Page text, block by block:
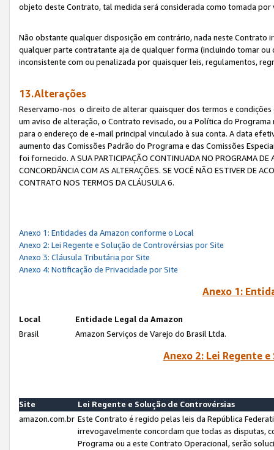
objeto deste Contrato, tal medida será considerada como tomada por
Não obstante qualquer disposição em contrário, nada neste
qualquer parte contratante aja de qualquer forma (incluindo tomar ou
inconsistente com ou penalizada por quaisquer leis, regulamentos,
13.Alterações
Reservamo-nos o direito de alterar quaisquer dos termos e
um aviso de alteração, o Contrato revisado, ou a Política do
para o endereço de e-mail principal vinculado à sua conta. A data
aumento das Comissões Padrão do Programa e das Comissões
foi fornecido. A SUA PARTICIPAÇÃO CONTINUADA NO PROGRAMA DE
CONCORDÂNCIA COM AS ALTERAÇÕES. SE VOCÊ NÃO ESTIVER DE
CONTRATO NOS TERMOS DA CLÁUSULA 6.
Anexo 1: Entidades da Amazon conforme o Local
Anexo 2: Lei Regente e Solução de Controvérsias por Site
Anexo 3: Cláusula Tributária por Site
Anexo 4: Notificação de Privacidade por Site
Anexo 1:
Local
Entidade Legal da Amazon
Brasil
Amazon Serviços de Varejo do Brasil Ltda.
Anexo 2: Lei Regente
Site
Lei Regente e Solução de Controvérsias
amazon.com.br Este Contrato é regido pelas leis da República
irrevogavelmente concordam que todas as disputas,
Programa ou a este Contrato Operacional, serão